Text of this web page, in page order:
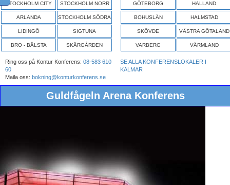
STOCKHOLM CITY STOCKHOLM NORR
ARLANDA STOCKHOLM SÖDRA
LIDINGÖ SIGTUNA
BRO - BÅLSTA SKÄRGÅRDEN
GÖTEBORG HALLAND
BOHUSLÄN HALMSTAD
SKÖVDE VÄSTRA GÖTALAND
VARBERG VÄRMLAND
Ring oss på Kontur Konferens: 08-583 610
60
Maila oss: bokning@konturkonferens.se
SE ALLA KONFERENSLOKALER I
KALMAR
Guldfågeln Arena Konferens